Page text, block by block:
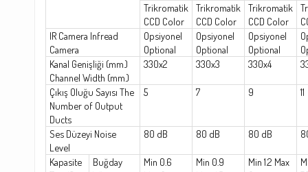
Trikromatik
CCD Color
Trikromatik
CCD Color
Trikromatik
CCD Color
IR Camera Infread
Camera
Opsiyonel
Optional
Opsiyonel
Optional
Opsiyonel
Optional
Kanal Genişliği (mm.)
Channel Width (mm.)
330x2 330x3 330x4
Çıkış Oluğu Sayısı The
Number of Output
Ducts
5 7 9 11
Ses Düzeyi Noise
Level
80 dB 80 dB 80 dB
Kapasite
Buğday
Min 0.6
Min 0.9
Min 1.2 Max